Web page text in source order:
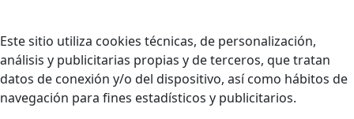
Este sitio utiliza cookies técnicas, de personalización,
análisis y publicitarias propias y de terceros, que tratan
datos de conexión y/o del dispositivo, así como hábitos de
navegación para fines estadísticos y publicitarios.